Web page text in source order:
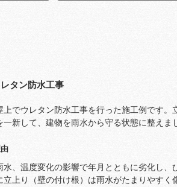
タン防水工事
でウレタン防水工事を行った施工例です。
新して、建物を雨水から守る状態に整えま
、温度変化の影響で年月とともに劣化し、
上り（壁の付け根）は雨水がたまりやすく